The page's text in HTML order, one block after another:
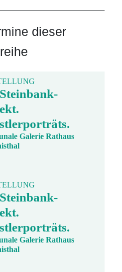
dieser
Galerie Rathaus
Galerie Rathaus